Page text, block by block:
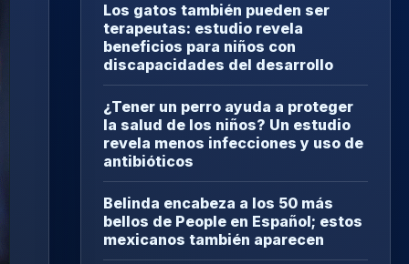
Los gatos también pueden ser
terapeutas: estudio revela
beneficios para niños con
discapacidades del desarrollo
¿Tener un perro ayuda a proteger
la salud de los niños? Un estudio
revela menos infecciones y uso de
antibióticos
Belinda encabeza a los 50 más
bellos de People en Español; estos
mexicanos también aparecen